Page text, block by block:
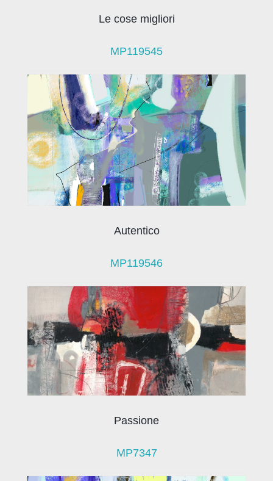
Le cose migliori
MP119545
Autentico
MP119546
Passione
MP7347